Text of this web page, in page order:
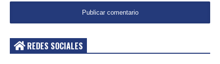
REDES SOCIALES